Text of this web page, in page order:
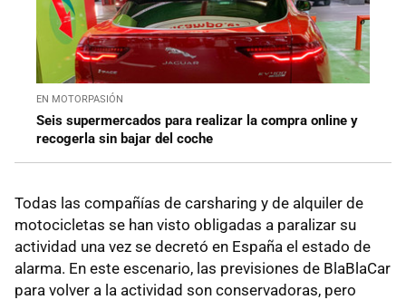
EN MOTORPASIÓN
Seis supermercados para realizar la compra online y
recogerla sin bajar del coche
Todas las compañías de carsharing y de alquiler de
motocicletas se han visto obligadas a paralizar su
actividad una vez se decretó en España el estado de
alarma. En este escenario, las previsiones de BlaBlaCar
para volver a la actividad son conservadoras, pero